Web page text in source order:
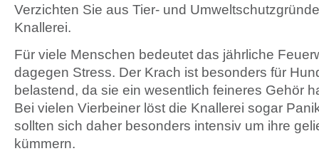
Verzichten Sie aus Tier- und
Knallerei.
Für viele Menschen bedeutet das jährliche
dagegen Stress. Der Krach ist besonders für
belastend, da sie ein wesentlich feineres Gehör
Bei vielen Vierbeiner löst die Knallerei sogar
sollten sich daher besonders intensiv um ihre
kümmern.